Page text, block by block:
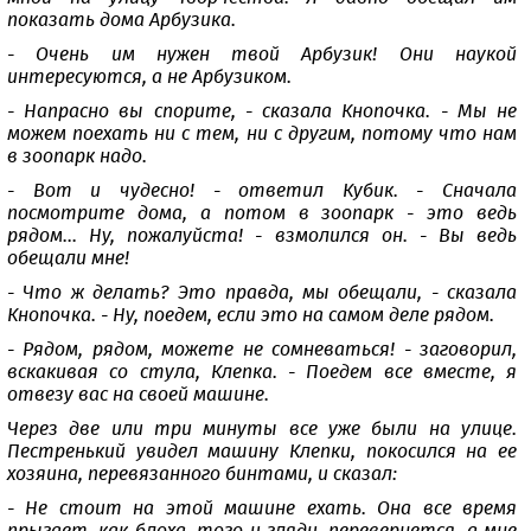
показать дома Арбузика.
- Очень им нужен твой Арбузик! Они наукой
интересуются, а не Арбузиком.
- Напрасно вы спорите, - сказала Кнопочка. - Мы не
можем поехать ни с тем, ни с другим, потому что нам
в зоопарк надо.
- Вот и чудесно! - ответил Кубик. - Сначала
посмотрите дома, а потом в зоопарк - это ведь
рядом... Ну, пожалуйста! - взмолился он. - Вы ведь
обещали мне!
- Что ж делать? Это правда, мы обещали, - сказала
Кнопочка. - Ну, поедем, если это на самом деле рядом.
- Рядом, рядом, можете не сомневаться! - заговорил,
вскакивая со стула, Клепка. - Поедем все вместе, я
отвезу вас на своей машине.
Через две или три минуты все уже были на улице.
Пестренький увидел машину Клепки, покосился на ее
хозяина, перевязанного бинтами, и сказал:
- Не стоит на этой машине ехать. Она все время